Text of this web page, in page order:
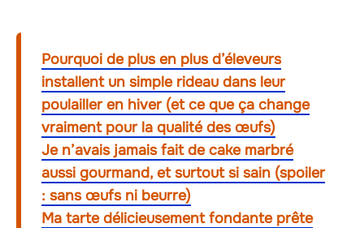
Pourquoi de plus en plus d’éleveurs
installent un simple rideau dans leur
poulailler en hiver (et ce que ça change
vraiment pour la qualité des œufs)
Je n’avais jamais fait de cake marbré
aussi gourmand, et surtout si sain (spoiler
: sans œufs ni beurre)
Ma tarte délicieusement fondante prête